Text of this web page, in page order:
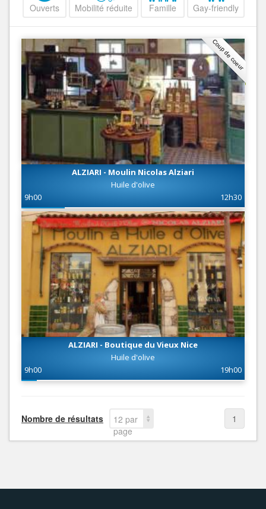
Ouverts Mobilité réduite Famille Gay-friendly
Coup de coeur
ALZIARI - Moulin Nicolas Alziari
Huile d'olive
9h00
12h30
ALZIARI - Boutique du Vieux Nice
Huile d'olive
9h00
19h00
Nombre de résultats
12 par
page
1